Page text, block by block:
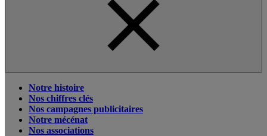
Notre histoire
Nos chiffres clés
Nos campagnes publicitaires
Notre mécénat
Nos associations